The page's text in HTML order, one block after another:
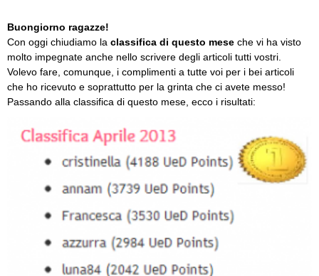
Buongiorno ragazze!
Con oggi chiudiamo la classifica di questo mese che vi ha visto
molto impegnate anche nello scrivere degli articoli tutti vostri.
Volevo fare, comunque, i complimenti a tutte voi per i bei articoli
che ho ricevuto e soprattutto per la grinta che ci avete messo!
Passando alla classifica di questo mese, ecco i risultati: